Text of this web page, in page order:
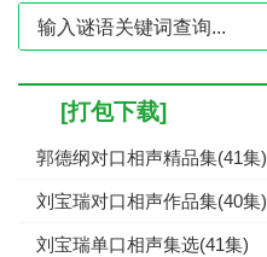
[打包下载]
郭德纲对口相声精品集(41集)
刘宝瑞对口相声作品集(40集)
刘宝瑞单口相声集选(41集)